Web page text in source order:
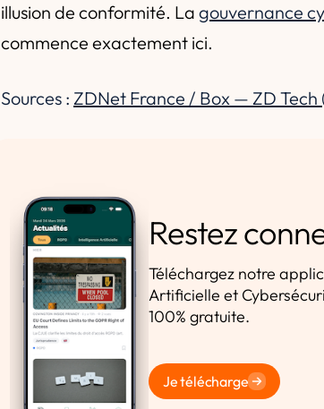
illusion de conformité. La gouvernance
commence exactement ici.
Sources : ZDNet France / Box — ZD Tech
Restez
Téléchargez notre
Artificielle et
100% gratuite.
Je télécharge